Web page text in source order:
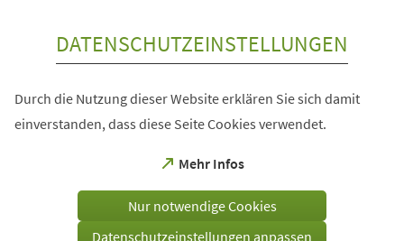
DATENSCHUTZEINSTELLUNGEN
Durch die Nutzung dieser Website erklären Sie sich damit
einverstanden, dass diese Seite Cookies verwendet.
Mehr Infos
(Öffnet
einem
Tab)
Nur notwendige Cookies
Datenschutzeinstellungen anpassen